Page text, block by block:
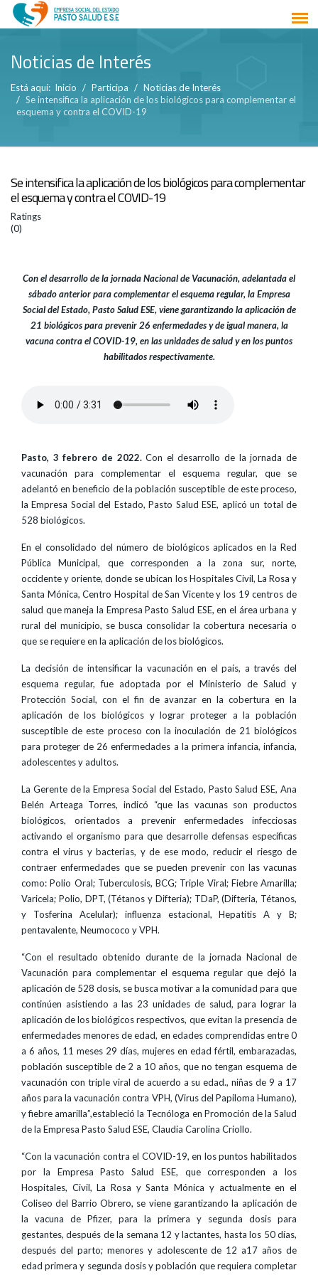
Noticias de Interés
Está aquí: Inicio Participa
Noticias de Interés
Se intensifica la aplicación de los biológicos para complementar el
esquema y contra el COVID-19
Se intensifica la aplicación de los biológicos para complementar
el esquema y contra el COVID-19
Ratings
(0)
Con el desarrollo de la jornada Nacional de Vacunación, adelantada el
sábado anterior para complementar el esquema regular, la Empresa
Social del Estado, Pasto Salud ESE, viene garantizando la aplicación de
21 biológicos para prevenir 26 enfermedades y de igual manera, la
vacuna contra el COVID-19, en las unidades de salud y en los puntos
habilitados respectivamente.
Pasto, 3 febrero de 2022.Con el desarrollo de la jornada de
vacunación para complementar el esquema regular, que se
adelantó en beneficio de la población susceptible de este proceso,
la Empresa Social del Estado, Pasto Salud ESE, aplicó un total de
528 biológicos.
En el consolidado del número de biológicos aplicados en la Red
Pública Municipal, que corresponden a la zona sur, norte,
occidente y oriente, donde se ubican los Hospitales Civil, La Rosa y
Santa Mónica, Centro Hospital de San Vicente y los 19 centros de
salud que maneja la Empresa Pasto Salud ESE, en el área urbana y
rural del municipio, se busca consolidar la cobertura necesaria o
que se requiere en la aplicación de los biológicos.
La decisión de intensificar la vacunación en el país, a través del
esquema regular, fue adoptada por el Ministerio de Salud y
Protección Social, con el fin de avanzar en la cobertura en la
aplicación de los biológicos y lograr proteger a la población
susceptible de este proceso con la inoculación de 21 biológicos
para proteger de 26 enfermedades a la primera infancia, infancia,
adolescentes y adultos.
La Gerente de la Empresa Social del Estado, Pasto Salud ESE, Ana
Belén Arteaga Torres, indicó “que las vacunas son productos
biológicos, orientados a prevenir enfermedades infecciosas
activando el organismo para que desarrolle defensas específicas
contra el virus y bacterias, y de ese modo, reducir el riesgo de
contraer enfermedades que se pueden prevenir con las vacunas
como: Polio Oral; Tuberculosis, BCG; Triple Viral; Fiebre Amarilla;
Varicela; Polio, DPT, (Tétanos y Difteria); TDaP, (Difteria, Tétanos,
y Tosferina Acelular); influenza estacional, Hepatitis A y B;
pentavalente, Neumococo y VPH.
“Con el resultado obtenido durante de la jornada Nacional de
Vacunación para complementar el esquema regular que dejó la
aplicación de 528 dosis, se busca motivar a la comunidad para que
continúen asistiendo a las 23 unidades de salud, para lograr la
aplicación de los biológicos respectivos, que evitan la presencia de
enfermedades menores de edad, en edades comprendidas entre 0
a 6 años, 11 meses 29 días, mujeres en edad fértil, embarazadas,
población susceptible de 2 a 10 años, que no tengan esquema de
vacunación con triple viral de acuerdo a su edad., niñas de 9 a 17
años para la vacunación contra VPH, (Virus del Papiloma Humano),
y fiebre amarilla”,estableció la Tecnóloga en Promoción de la Salud
de la Empresa Pasto Salud ESE, Claudia Carolina Criollo.
“Con la vacunación contra el COVID-19, en los puntos habilitados
por la Empresa Pasto Salud ESE, que corresponden a los
Hospitales, Civil, La Rosa y Santa Mónica y actualmente en el
Coliseo del Barrio Obrero, se viene garantizando la aplicación de
la vacuna de Pfizer, para la primera y segunda dosis para
gestantes, después de la semana 12 y lactantes, hasta los 50 días,
después del parto; menores y adolescente de 12 a17 años de
edad primera y segunda dosis y población que requiera completar